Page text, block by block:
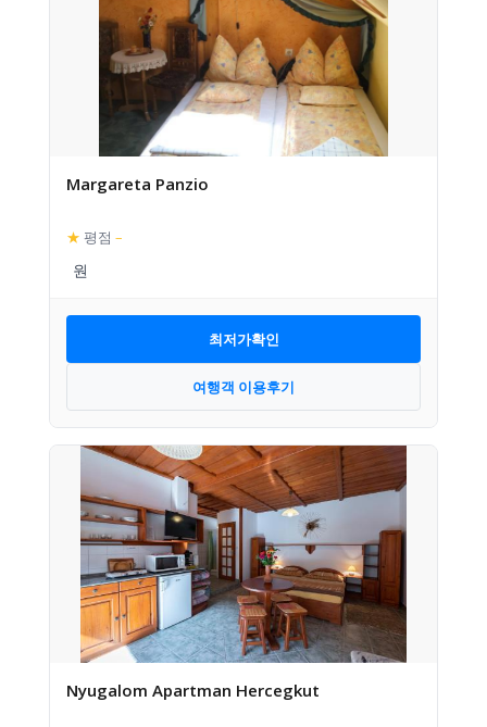
Margareta Panzio
★ 평점 –
최저가확인
여행객 이용후기
Nyugalom Apartman Hercegkut